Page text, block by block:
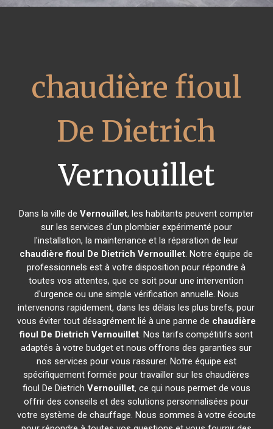
chaudière fioul
De Dietrich
Vernouillet
Dans la ville deVernouillet, les habitants peuvent compter
sur les services d'un plombier expérimenté pour
l'installation, la maintenance et la réparation de leur
chaudière fioul De Dietrich Vernouillet. Notre équipe de
professionnels est à votre disposition pour répondre à
toutes vos attentes, que ce soit pour une intervention
d'urgence ou une simple vérification annuelle. Nous
intervenons rapidement, dans les délais les plus brefs, pour
vous éviter tout désagrément lié à une panne de chaudière
fioul De Dietrich Vernouillet. Nos tarifs compétitifs sont
adaptés à votre budget et nous offrons des garanties sur
nos services pour vous rassurer. Notre équipe est
spécifiquement formée pour travailler sur les chaudières
fioul De Dietrich Vernouillet, ce qui nous permet de vous
offrir des conseils et des solutions personnalisées pour
votre système de chauffage. Nous sommes à votre écoute